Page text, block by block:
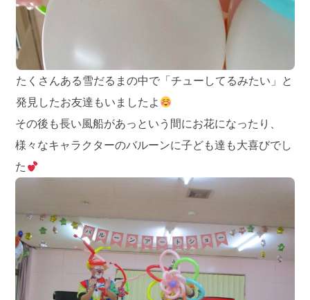
たくさんある雪だるまの中で「チューしてるみたい」と
発見したお友達もいましたよ
その後も長い風船があっという間にお花になったり、
様々なキャラクターのバルーンに子ども達も大喜びでし
た